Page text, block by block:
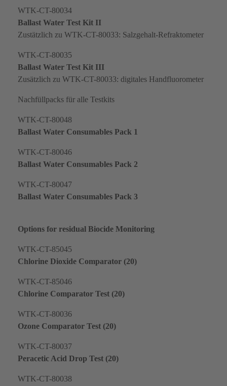
WTK-CT-80034
Ballast Water Test Kit II
Zustätzlich zu WTK-CT-80033: Salzgehalt-Refraktometer
WTK-CT-80035
Ballast Water Test Kit III
Zusätzlich zu WTK-CT-80033: digitales Handfluorometer
Nachfüllpacks für alle Testkits
WTK-CT-80048
Ballast Water Consumables Pack 1
WTK-CT-80046
Ballast Water Consumables Pack 2
WTK-CT-80047
Ballast Water Consumables Pack 3
Options for residual Biocide Monitoring
WTK-CT-85045
Chlorine Dioxide Comparator (20)
WTK-CT-85046
Chlorine Comparator Test (20)
WTK-CT-80036
Ozone Comparator Test (20)
WTK-CT-80037
Peracetic Acid Drop Test (20)
WTK-CT-80038